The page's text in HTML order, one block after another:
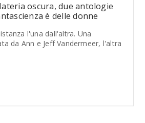
oscura, due antologie
è delle donne
l'una dall'altra. Una
da Ann e Jeff Vandermeer, l'altra